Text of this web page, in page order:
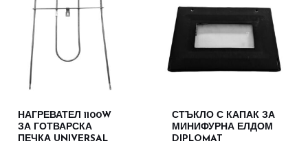
НАГРЕВАТЕЛ 1100W
ЗА ГОТВАРСКА
ПЕЧКА UNIVERSAL
СТЪКЛО С КАПАК ЗА
МИНИФУРНА ЕЛДОМ
DIPLOMAT